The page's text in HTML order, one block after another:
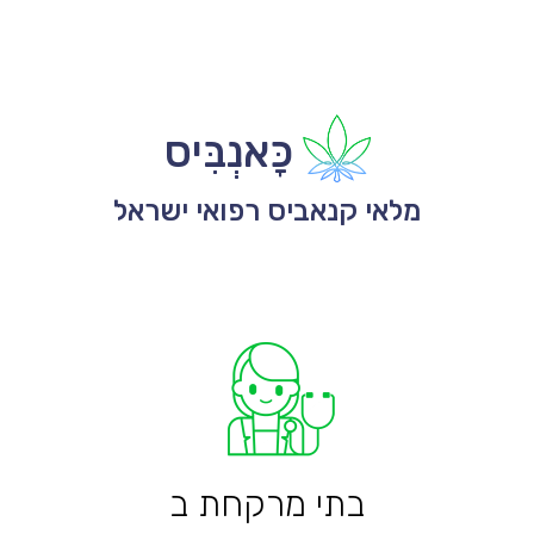
כָּאנְבִּיס
מלאי קנאביס רפואי ישראל
בתי מרקחת ב